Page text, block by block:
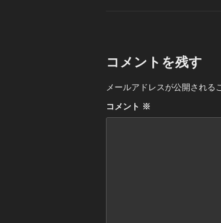
コメントを残す
メールアドレスが公開される
コメント ※